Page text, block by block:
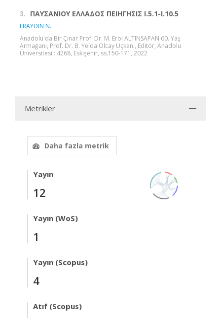
3. ΠΑΥΣΑΝΙΟΥ ΕΛΛΑΔΟΣ ΠΕΙΗΓΗΣΙΣ Ι.5.1-Ι.10.5
ERAYDIN N.
Anadolu'da Bir Çınar Prof. Dr. M. Erol ALTINSAPAN 60. Yaş
Armağanı, Prof. Dr. B. Yelda Olcay Uçkan., Editör, Anadolu
Üniversitesi : 4268, Eskişehir, ss.150-171, 2022
Metrikler
Daha fazla metrik
Yayın
12
Yayın (WoS)
1
Yayın (Scopus)
4
Atıf (Scopus)